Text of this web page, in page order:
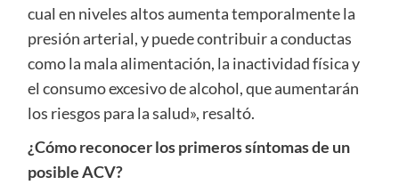
cual en niveles altos aumenta temporalmente la
presión arterial, y puede contribuir a conductas
como la mala alimentación, la inactividad física y
el consumo excesivo de alcohol, que aumentarán
los riesgos para la salud», resaltó.
¿Cómo reconocer los primeros síntomas de un
posible ACV?